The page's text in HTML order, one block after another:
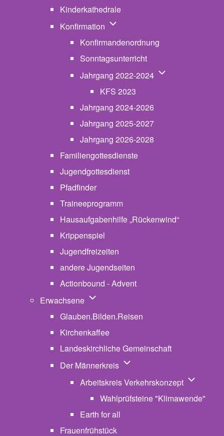
Kinderkathedrale
Konfirmation Unternavigation von
Konfirmandenordnung
Sonntagsunterricht
Jahrgang 2022-2024 Unternavigation
KFS 2023
Jahrgang 2024-2026
Jahrgang 2025-2027
Jahrgang 2026-2028
Familiengottesdienste
Jugendgottesdienst
Pfadfinder
Traineeprogramm
Hausaufgabenhilfe „Rückenwind“
Krippenspiel
Jugendfreizeiten
andere Jugendseiten
Actionbound - Advent
Erwachsene Unternavigation von Erwachsene
Glauben.Bilden.Reisen
Kirchenkaffee
Landeskirchliche Gemeinschaft
Der Männerkreis Unternavigation von Der
Arbeitskreis Verkehrskonzept
Wahlprüfsteine "Klimawende"
Earth for all
Frauenfrühstück